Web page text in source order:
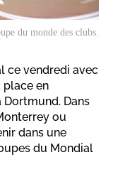
du monde des clubs.
ce vendredi avec
place en
Dortmund. Dans
ou
dans une
du Mondial